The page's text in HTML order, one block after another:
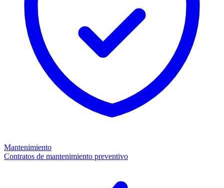
Mantenimiento
Contratos de mantenimiento preventivo